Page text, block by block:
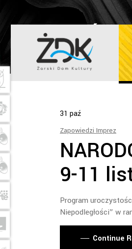
31 paź
Zapowiedzi Imprez
9-11
Program
Niepodległości” w
Continue